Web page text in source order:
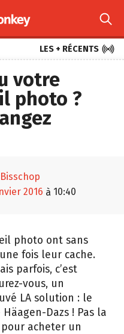

LES + RÉCENTS 
votre
photo ?
2016 à 10:40
photo ont sans
fois leur cache.
parfois, c’est
vous, un
LA solution : le
Dazs ! Pas la
acheter un